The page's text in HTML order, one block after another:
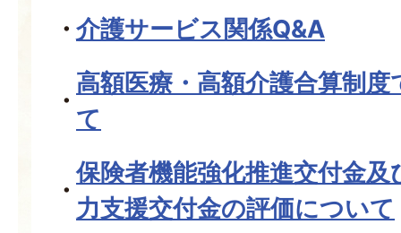
介護サービス関係Q&A
高額医療・高額介護合算制
て
保険者機能強化推進交付金
力支援交付金の評価について